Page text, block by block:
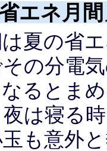
エネ月
夏の省
の分電
るとま
は寝る
も意外